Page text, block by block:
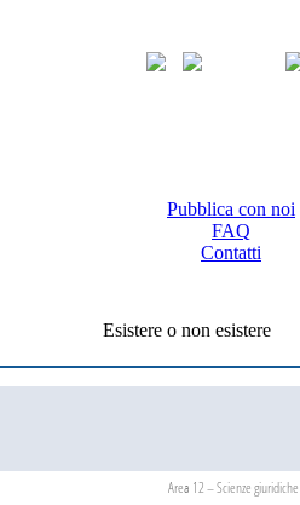
Pubblica con noi
FAQ
Contatti
Esistere o non esistere
Area 12 – Scienze giuridiche